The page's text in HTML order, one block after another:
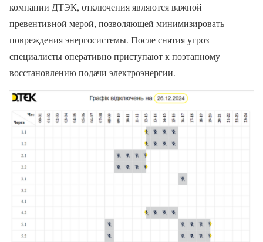
компании ДТЭК, отключения являются важной
превентивной мерой, позволяющей минимизировать
повреждения энергосистемы. После снятия угроз
специалисты оперативно приступают к поэтапному
восстановлению подачи электроэнергии.